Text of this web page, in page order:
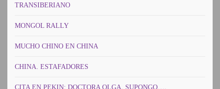
TRANSIBERIANO
MONGOL RALLY
MUCHO CHINO EN CHINA
CHINA. ESTAFADORES
CITA EN PEKIN: DOCTORA OLGA, SUPONGO….